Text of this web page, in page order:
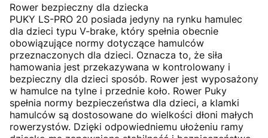
Rower bezpieczny dla dziecka
PUKY LS-PRO 20 posiada jedyny na rynku hamulec
dla dzieci typu V-brake, który spełnia obecnie
obowiązujące normy dotyczące hamulców
przeznaczonych dla dzieci. Oznacza to, że siła
hamowania jest przekazywana w kontrolowany i
bezpieczny dla dzieci sposób. Rower jest wyposażony
w hamulce na tylne i przednie koło. Rower Puky
spełnia normy bezpieczeństwa dla dzieci, a klamki
hamulców są dostosowane do wielkości dłoni małych
rowerzystów. Dzięki odpowiedniemu ułożeniu ramy